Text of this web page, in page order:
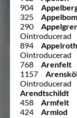
904
325
Appelbom
290
Ointroducerad
894
Appelroth
Ointroducerad
768
Arenfelt
1157
Ointroducerad
Arendtschildt
458
Armfelt
424
Armlod